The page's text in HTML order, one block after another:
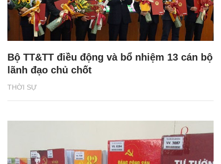
THỜI SỰ
Bộ TT&TT điều động và bổ nhiệm 13 cán bộ
lãnh đạo chủ chốt